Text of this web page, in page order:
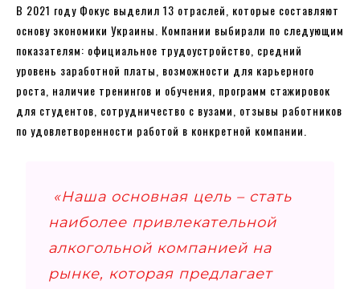
В 2021 году Фокус выделил 13 отраслей, которые составляют
основу экономики Украины. Компании выбирали по следующим
показателям: официальное трудоустройство, средний
уровень заработной платы, возможности для карьерного
роста, наличие тренингов и обучения, программ стажировок
для студентов, сотрудничество с вузами, отзывы работников
по удовлетворенности работой в конкретной компании.
«Наша основная цель – стать
наиболее привлекательной
алкогольной компанией на
рынке, которая предлагает